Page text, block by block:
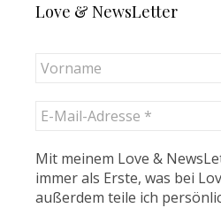
Love & NewsLetter
Mit meinem Love &
immer als Erste, was bei
außerdem teile ich